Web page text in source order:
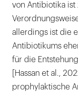
von Antibiotika
allerdings ist die
Antibiotikums
für die
[Hassan et al.,
prophylaktische